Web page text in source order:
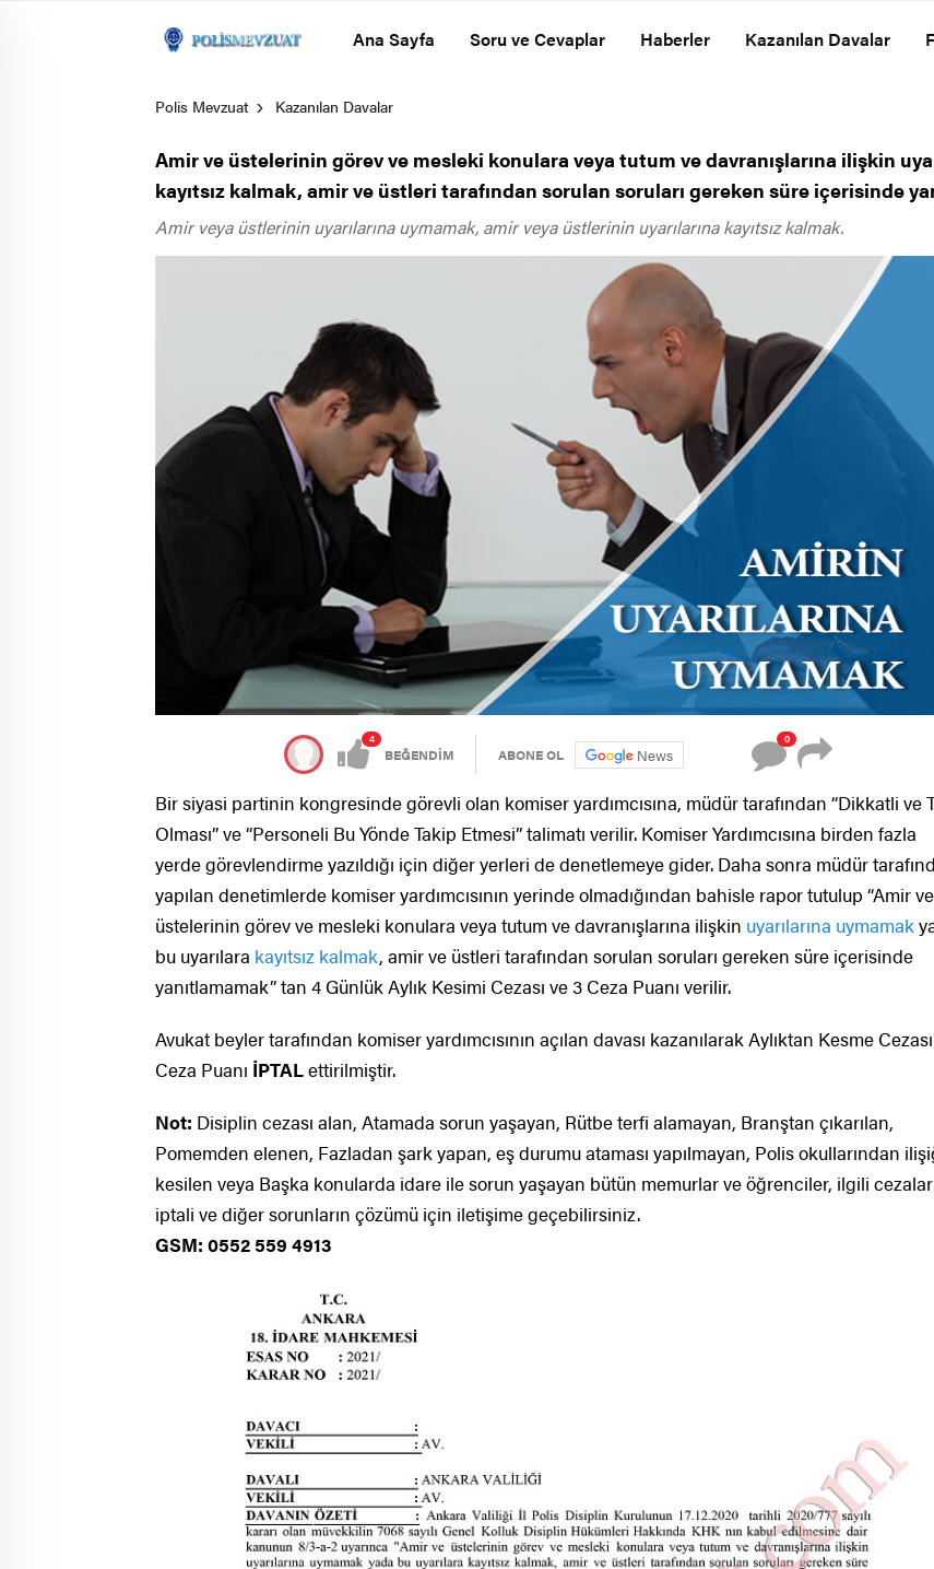
Ana Sayfa Soru ve Cevaplar Haberler Kazanılan Davalar
Polis Mevzuat Kazanılan Davalar
Amir ve üstelerinin görev ve mesleki konulara veya tutum ve davranışlarına ilişkin
kayıtsız kalmak, amir ve üstleri tarafından sorulan soruları gereken süre içerisinde
Amir veya üstlerinin uyarılarına uymamak, amir veya üstlerinin uyarılarına kayıtsız kalmak.
4
BEĞENDİM ABONE OL News
0
Bir siyasi partinin kongresinde görevli olan komiser yardımcısına, müdür tarafından “Dikkatli ve
Olması” ve “Personeli Bu Yönde Takip Etmesi” talimatı verilir. Komiser Yardımcısına birden fazla
yerde görevlendirme yazıldığı için diğer yerleri de denetlemeye gider. Daha sonra müdür
yapılan denetimlerde komiser yardımcısının yerinde olmadığından bahisle rapor tutulup “Amir ve
üstelerinin görev ve mesleki konulara veya tutum ve davranışlarına ilişkin uyarılarına uymamak
bu uyarılara kayıtsız kalmak, amir ve üstleri tarafından sorulan soruları gereken süre içerisinde
yanıtlamamak” tan 4 Günlük Aylık Kesimi Cezası ve 3 Ceza Puanı verilir.
Avukat beyler tarafından komiser yardımcısının açılan davası kazanılarak Aylıktan Kesme
Ceza Puanı İPTALettirilmiştir.
Not: Disiplin cezası alan, Atamada sorun yaşayan, Rütbe terfi alamayan, Branştan çıkarılan,
Pomemden elenen, Fazladan şark yapan, eş durumu ataması yapılmayan, Polis okullarından
kesilen veya Başka konularda idare ile sorun yaşayan bütün memurlar ve öğrenciler, ilgili
iptali ve diğer sorunların çözümü için iletişime geçebilirsiniz.
GSM: 0552 559 4913